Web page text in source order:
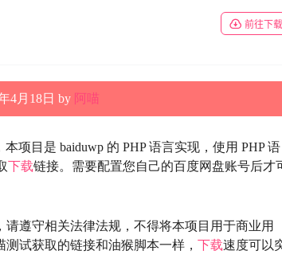
前往下载
4月18日 by 阿喵
项目是 baiduwp 的 PHP 语言实现，使用 PHP 语
下载链接。需要配置您自己的百度网盘账号后才
遵守相关法律法规，不得将本项目用于商业用
试获取的链接和油猴脚本一样， 下载速度可以